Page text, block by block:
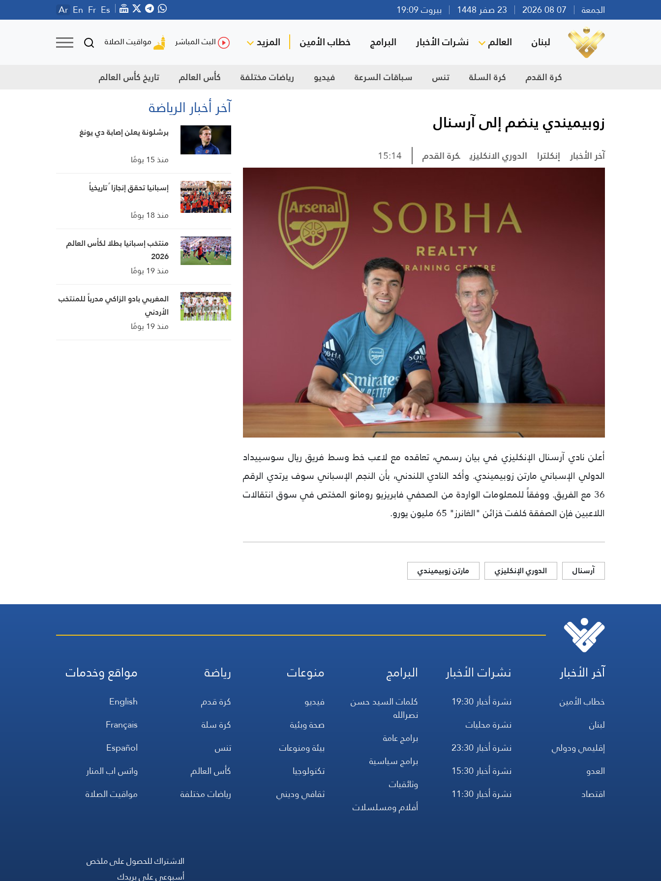
الجمعة بيروت 19:09 Ar En Fr Es
لبنان العالم نشرات الأخبار البرامج خطاب الأمين المزيد البث المباشر مواقيت الصلاة
كرة القدم كرة السلة تنس سباقات السرعة فيديو رياضات مختلفة كأس العالم تاريخ كأس العالم
زوبيميندي ينضم إلى آرسنال
آخر الأخبار إنكلترا الدوري الانكليزي كرة القدم 15:14
أعلن نادي آرسنال الإنكليزي في بيان رسمي، تعاقده مع لاعب خط وسط فريق ريال سوسييداد
الدولي الإسباني مارتن زوبيميندي. وأكد النادي اللندني، بأن النجم الإسباني سوف يرتدي الرقم
36 مع الفريق. ووفقاً للمعلومات الواردة من الصحفي فابريزيو رومانو المختص في سوق انتقالات
اللاعبين فإن الصفقة كلفت خزائن "الغانرز" 65 مليون يورو.
آرسنال الدوري الإنكليزي مارتن زوبيميندي
آخر أخبار الرياضة
برشلونة يعلن إصابة دي يونغ
منذ 15 يومًا
إسبانيا تحقق إنجازا ً تاريخياً
منذ 18 يومًا
منتخب إسبانيا بطلا لكأس العالم
2026
منذ 19 يومًا
المغربي بادو الزاكي مدرباً للمنتخب
الأردني
منذ 19 يومًا
آخر الأخبار
خطاب الأمين
لبنان
إقليمي ودولي
العدو
اقتصاد
نشرات الأخبار
نشرة أخبار 19:30
نشرة محليات
نشرة أخبار 23:30
نشرة أخبار 15:30
نشرة أخبار 11:30
البرامج
كلمات السيد حسن
نصرالله
برامج عامة
برامج سياسية
وثائقيات
أفلام ومسلسلات
منوعات
فيديو
صحة وبئية
بيئة ومنوعات
تكنولوجيا
ثقافي وديني
رياضة
كرة قدم
كرة سلة
تنس
كأس العالم
رياضات مختلفة
مواقع وخدمات
English
Français
Español
واتس اب المنار
مواقيت الصلاة
الاشتراك للحصول على ملخص
أسبوعي على بريدك